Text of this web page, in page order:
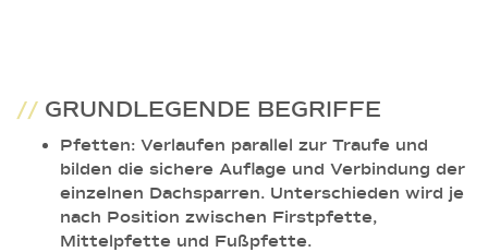
// GRUNDLEGENDE BEGRIFFE
Pfetten: Verlaufen parallel zur Traufe und
bilden die sichere Auflage und Verbindung der
einzelnen Dachsparren. Unterschieden wird je
nach Position zwischen Firstpfette,
Mittelpfette und Fußpfette.